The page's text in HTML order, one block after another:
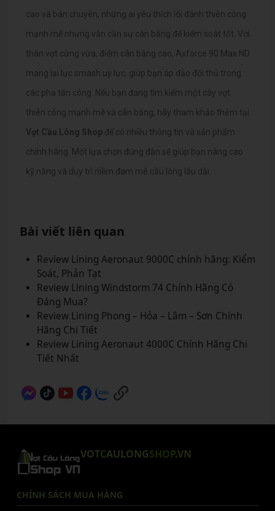
cao và bán chuyên, những ai yêu thích lối đánh thiên công
mạnh mẽ nhưng vẫn cần sự cân bằng để kiểm soát tốt. Với
thân vợt cứng vừa, điểm cân bằng cao, Axforce 90 Max ND
mang lại lực smash uy lực, giúp bạn áp đảo đối thủ trong
các pha tấn công. Nếu bạn đang tìm kiếm một cây vợt
thiên công mạnh mẽ và cân bằng, hãy tham khảo thêm tại
Vợt Cầu Lông Shop để có nhiều thông tin và sản phẩm
chính hãng. Một lựa chọn đúng đắn sẽ giúp bạn nâng cao
kỹ năng và duy trì niềm đam mê cầu lông lâu dài.
Bài viết liên quan
Review Lining Aeronaut 9000C chính hãng: Kiểm
Soát, Phản Tạt
Review Lining Windstorm 74 Chính Hãng Có
Đáng Mua?
Review Lining Phong – Hỏa – Lâm – Sơn Chính
Hãng Chi Tiết
Review Lining Aeronaut 4000C Chính Hãng Chi
Tiết Nhất
VOTCAULONGSHOP.VN
CHÍNH SÁCH MUA HÀNG